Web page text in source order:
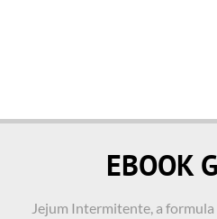
EBOOK
Jejum Intermitente, a